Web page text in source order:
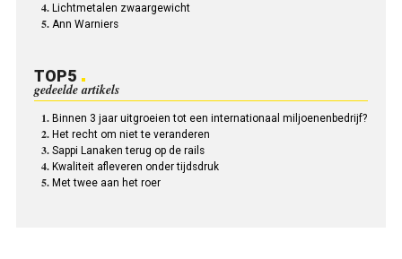
Lichtmetalen zwaargewicht
Ann Warniers
TOP5
gedeelde artikels
Binnen 3 jaar uitgroeien tot een internationaal miljoenenbedrijf?
Het recht om niet te veranderen
Sappi Lanaken terug op de rails
Kwaliteit afleveren onder tijdsdruk
Met twee aan het roer